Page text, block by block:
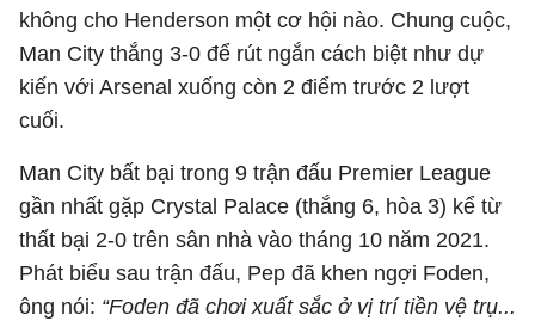
không cho Henderson một cơ hội nào. Chung cuộc,
Man City thắng 3-0 để rút ngắn cách biệt như dự
kiến với Arsenal xuống còn 2 điểm trước 2 lượt
cuối.
Man City bất bại trong 9 trận đấu Premier League
gần nhất gặp Crystal Palace (thắng 6, hòa 3) kể từ
thất bại 2-0 trên sân nhà vào tháng 10 năm 2021.
Phát biểu sau trận đấu, Pep đã khen ngợi Foden,
ông nói: “Foden đã chơi xuất sắc ở vị trí tiền vệ trụ...